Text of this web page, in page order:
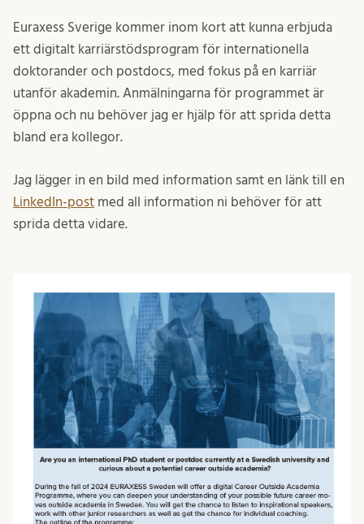
Euraxess Sverige kommer inom kort att kunna erbjuda
ett digitalt karriärstödsprogram för internationella
doktorander och postdocs, med fokus på en karriär
utanför akademin. Anmälningarna för programmet är
öppna och nu behöver jag er hjälp för att sprida detta
bland era kollegor.
Jag lägger in en bild med information samt en länk till en
LinkedIn-post med all information ni behöver för att
sprida detta vidare.